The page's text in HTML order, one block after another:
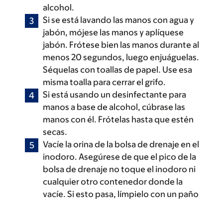
alcohol.
Si se está lavando las manos con agua y
jabón, mójese las manos y aplíquese
jabón. Frótese bien las manos durante al
menos 20 segundos, luego enjuáguelas.
Séquelas con toallas de papel. Use esa
misma toalla para cerrar el grifo.
Si está usando un desinfectante para
manos a base de alcohol, cúbrase las
manos con él. Frótelas hasta que estén
secas.
Vacíe la orina de la bolsa de drenaje en el
inodoro. Asegúrese de que el pico de la
bolsa de drenaje no toque el inodoro ni
cualquier otro contenedor donde la
vacíe. Si esto pasa, límpielo con un paño